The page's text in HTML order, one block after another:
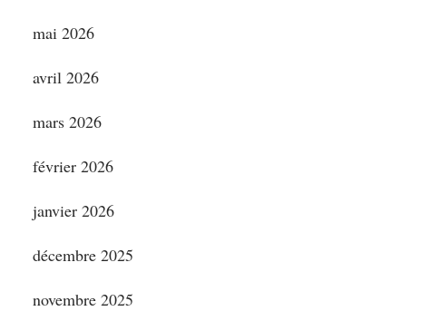
mai 2026
avril 2026
mars 2026
février 2026
janvier 2026
décembre 2025
novembre 2025